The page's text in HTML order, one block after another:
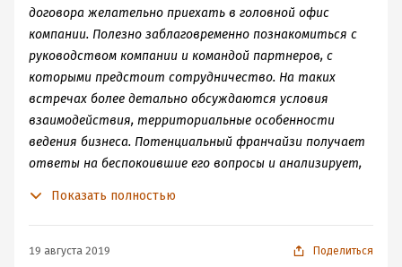
договора желательно приехать в головной офис
компании. Полезно заблаговременно познакомиться с
руководством компании и командой партнеров, с
которыми предстоит сотрудничество. На таких
встречах более детально обсуждаются условия
взаимодействия, территориальные особенности
ведения бизнеса. Потенциальный франчайзи получает
ответы на беспокоившие его вопросы и анализирует,
сделано ранее.
Показать полностью
19 августа 2019 Поделиться